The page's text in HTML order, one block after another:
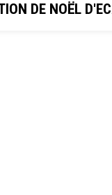
DE NOËL